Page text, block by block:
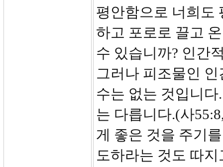
평안함으로 너희도
하고 포로로 끌고
수 있습니까? 인간
그러나 피조물인
수는 없는 것입니
는 다릅니다.(사
게 좋은 것을 주기
도하라는 것도 따